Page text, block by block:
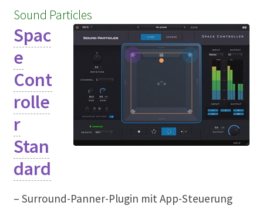
Musikproduktion
Notation Notensatz
Noten Scannen
Plug In
Sound Samples
Zubehör
Sound Particles
Spac
e
Cont
rolle
r
Stan
dard
– Surround-Panner-Plugin mit App-Steuerung